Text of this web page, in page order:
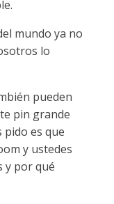
mundo ya no
lo
pueden
pin grande
pido es que
y ustedes
y por qué